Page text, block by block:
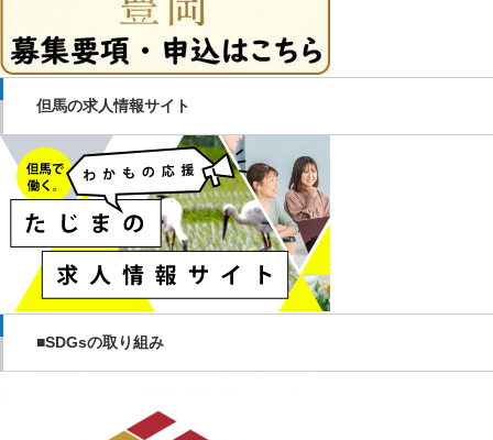
但馬の求人情報サイト
■SDGsの取り組み